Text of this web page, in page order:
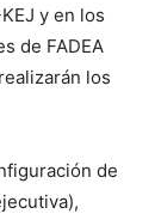
y en los
de FADEA
los
de